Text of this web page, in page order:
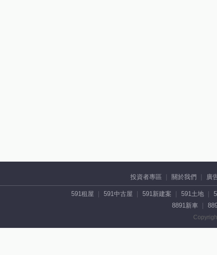
投資者專區 關於我們 廣
591租屋 591中古屋 591新建案 591土地
8891新車